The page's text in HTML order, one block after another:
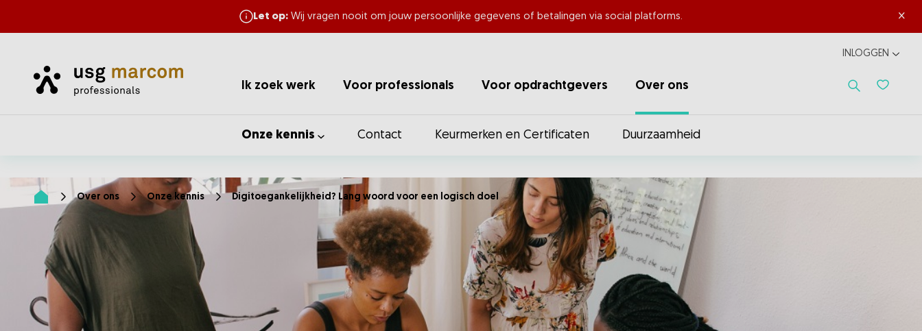
×
Let op: Wij vragen nooit om jouw persoonlijke gegevens of betalingen via social platforms.
Home
Ik zoek werk Voor professionals Voor opdrachtgevers Over ons
INLOGGEN
Onze kennis Contact Keurmerken en Certificaten Duurzaamheid
Home
Over ons Onze kennis Digitoegankelijkheid? Lang woord voor een logisch doel